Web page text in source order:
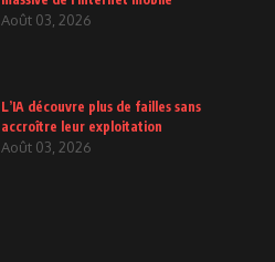
Août 03, 2026
L’IA découvre plus de failles sans
accroître leur exploitation
Août 03, 2026